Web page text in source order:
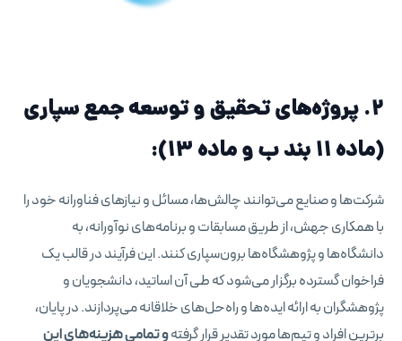
۲. پروژه‌های تحقیق و توسعه جمع سپاری
(ماده ۱۱ بند ب و ماده ۱۳):
شرکت‌ها و صنایع می‌توانند چالش‌ها، مسائل و نیازهای فناورانه خود را
با همکاری جهش، از طریق مسابقات و برنامه‌های نوآورانه، به
دانشگاه‌ها و پژوهشگاه‌ها برون‌سپاری کنند. این فرآیند در قالب یک
فراخوان گسترده برگزار می‌شود که طی آن اساتید، دانشجویان و
پژوهشگران به ارائه ایده‌ها و راه‌حل‌های خلاقانه می‌پردازند. در پایان،
برترین افراد و تیم‌ها مورد تقدیر قرار گرفتهو تمامی هزینه‌های این